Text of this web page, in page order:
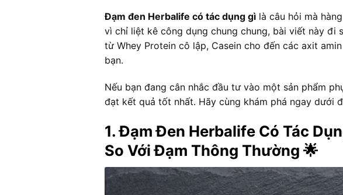
Đạm đen Herbalife có tác dụng gìlà câu hỏi mà
vì chỉ liệt kê công dụng chung chung, bài viết này đi
từ Whey Protein cô lập, Casein cho đến các axit
bạn.
Nếu bạn đang cân nhắc đầu tư vào một sản phẩm
đạt kết quả tốt nhất. Hãy cùng khám phá ngay dưới
1. Đạm Đen Herbalife Có Tác
So Với Đạm Thông Thường 🌟